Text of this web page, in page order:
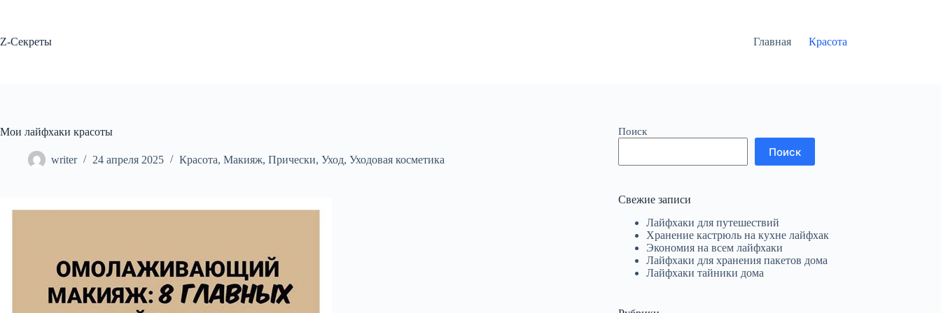
Z-Секреты
Главная Красота
Мои лайфхаки красоты
writer 24 апреля 2025 Красота, Макияж, Прически, Уход, Уходовая косметика
Поиск
Поиск
Свежие записи
Лайфхаки для путешествий
Хранение кастрюль на кухне лайфхак
Экономия на всем лайфхаки
Лайфхаки для хранения пакетов дома
Лайфхаки тайники дома